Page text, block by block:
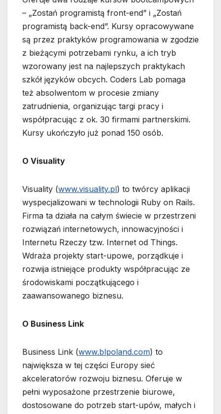
– „Zostań programistą front-end” i „Zostań
programistą back-end”. Kursy opracowywane
są przez praktyków programowania w zgodzie
z bieżącymi potrzebami rynku, a ich tryb
wzorowany jest na najlepszych praktykach
szkół języków obcych. Coders Lab pomaga
też absolwentom w procesie zmiany
zatrudnienia, organizując targi pracy i
współpracując z ok. 30 firmami partnerskimi.
Kursy ukończyło już ponad 150 osób.
O Visuality
Visuality (www.visuality.pl) to twórcy aplikacji
wyspecjalizowani w technologii Ruby on Rails.
Firma ta działa na całym świecie w przestrzeni
rozwiązań internetowych, innowacyjności i
Internetu Rzeczy tzw. Internet od Things.
Wdraża projekty start-upowe, porządkuje i
rozwija istniejące produkty współpracując ze
środowiskami początkującego i
zaawansowanego biznesu.
O Business Link
Business Link (www.blpoland.com) to
największa w tej części Europy sieć
akceleratorów rozwoju biznesu. Oferuje w
pełni wyposażone przestrzenie biurowe,
dostosowane do potrzeb start-upów, małych i